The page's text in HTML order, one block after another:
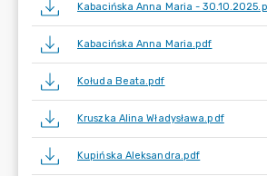
Kabacińska Anna Maria -
Kabacińska Anna Maria.pdf
Kołuda Beata.pdf
Kruszka Alina Władysława.pdf
Kupińska Aleksandra.pdf